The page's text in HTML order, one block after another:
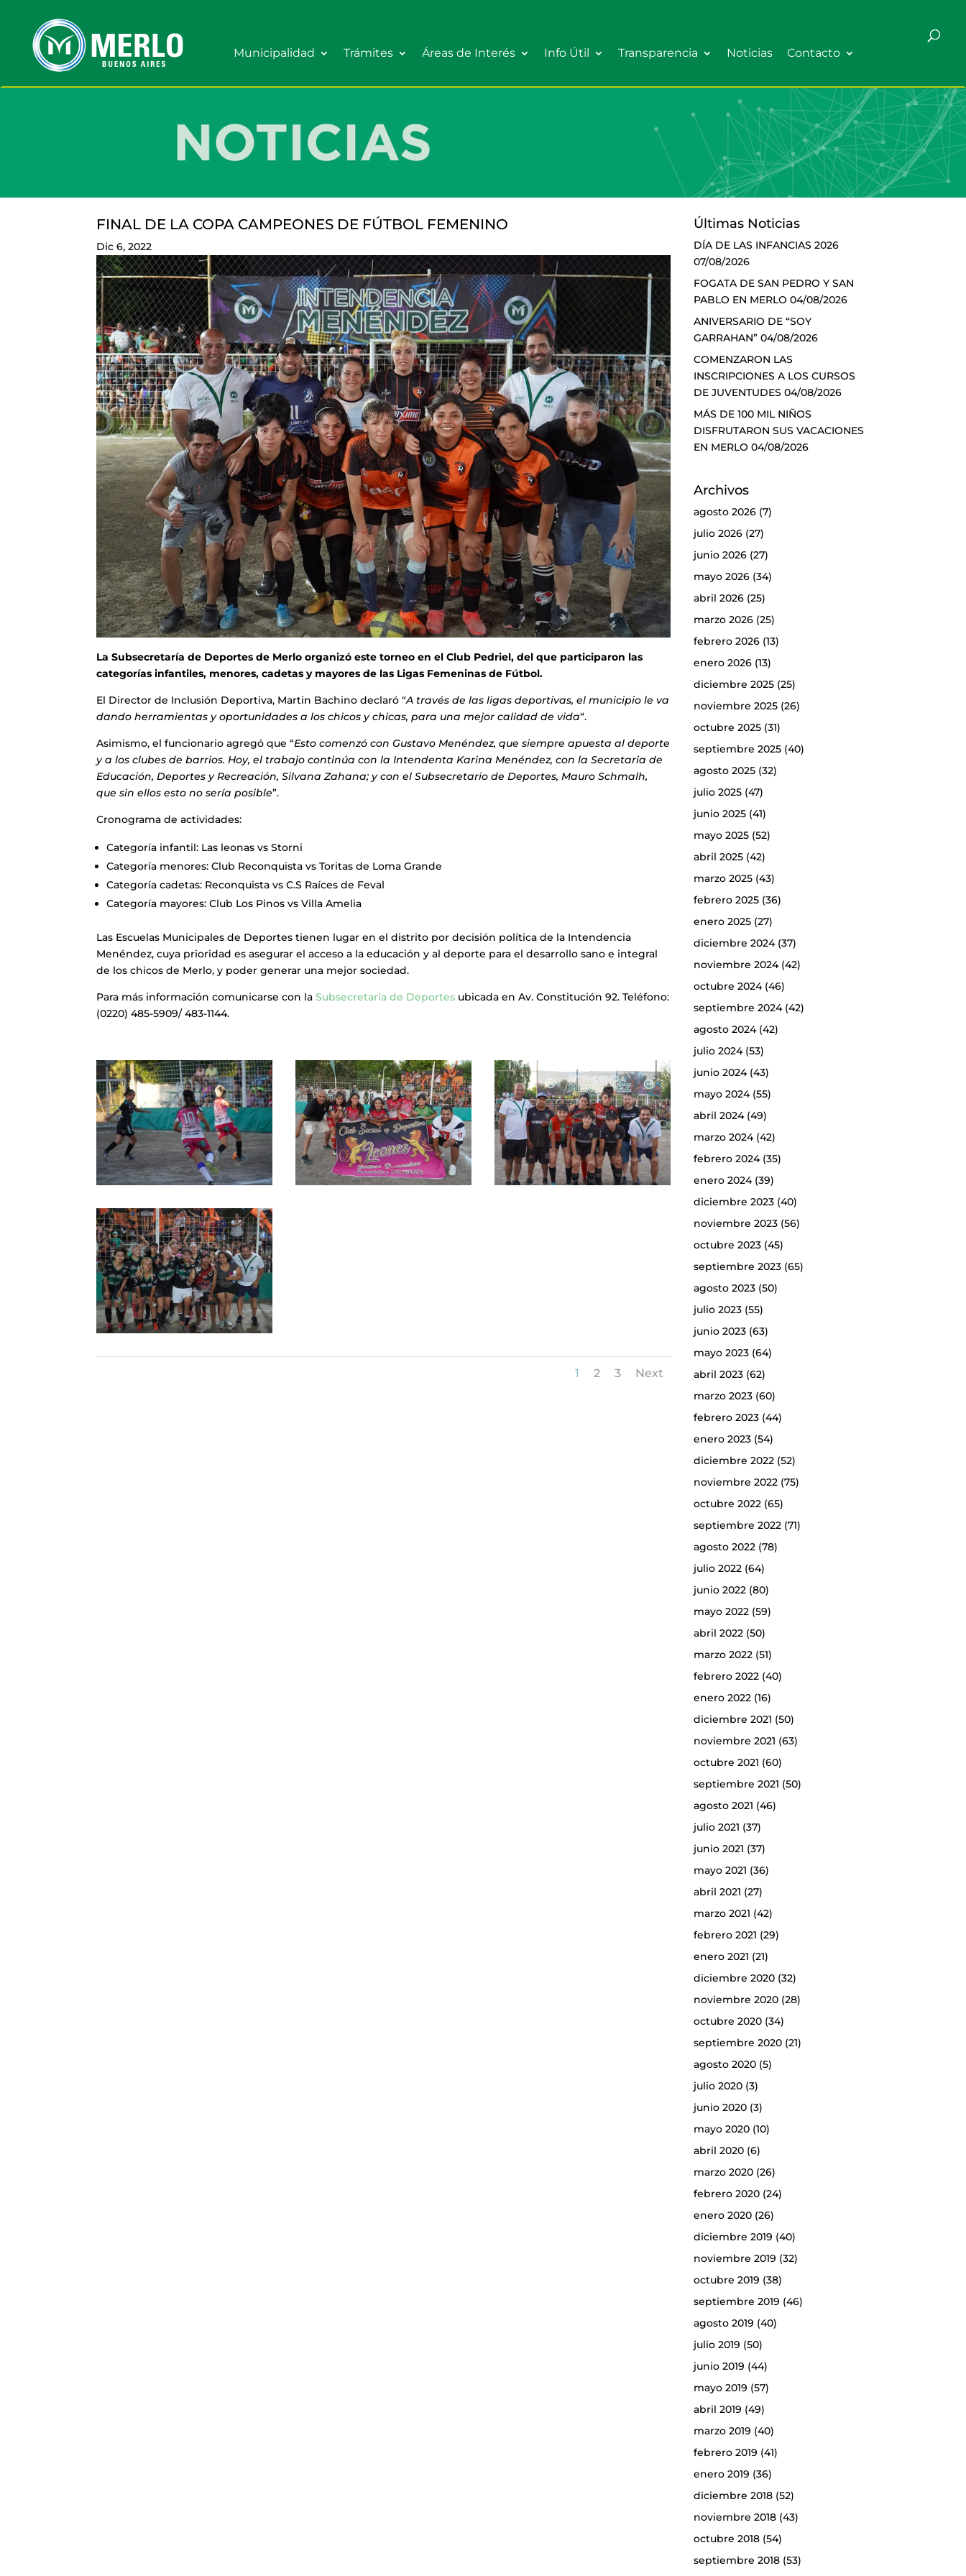
Municipalidad Trámites Áreas de Interés Info Útil Transparencia Noticias Contacto
FINAL DE LA COPA CAMPEONES DE FÚTBOL FEMENINO
Dic 6, 2022
La Subsecretaría de Deportes de Merlo organizó este torneo en el Club Pedriel, del que participaron las
categorías infantiles, menores, cadetas y mayores de las Ligas Femeninas de Fútbol.
El Director de Inclusión Deportiva, Martin Bachino declaró “A través de las ligas deportivas, el municipio le va
dando herramientas y oportunidades a los chicos y chicas, para una mejor calidad de vida“.
Asimismo, el funcionario agregó que “Esto comenzó con Gustavo Menéndez, que siempre apuesta al deporte
y a los clubes de barrios. Hoy, el trabajo continúa con la Intendenta Karina Menéndez, con la Secretaria de
Educación, Deportes y Recreación, Silvana Zahana; y con el Subsecretario de Deportes, Mauro Schmalh,
que sin ellos esto no sería posible”.
Cronograma de actividades:
Categoría infantil: Las leonas vs Storni
Categoría menores: Club Reconquista vs Toritas de Loma Grande
Categoría cadetas: Reconquista vs C.S Raíces de Feval
Categoría mayores: Club Los Pinos vs Villa Amelia
Las Escuelas Municipales de Deportes tienen lugar en el distrito por decisión política de la Intendencia
Menéndez, cuya prioridad es asegurar el acceso a la educación y al deporte para el desarrollo sano e integral
de los chicos de Merlo, y poder generar una mejor sociedad.
Para más información comunicarse con laSubsecretaría de Deportes ubicada en Av. Constitución 92. Teléfono:
(0220) 485-5909/ 483-1144.
1 2 3 Next
Últimas Noticias
DÍA DE LAS INFANCIAS 2026
07/08/2026
FOGATA DE SAN PEDRO Y SAN
PABLO EN MERLO 04/08/2026
ANIVERSARIO DE “SOY
GARRAHAN” 04/08/2026
COMENZARON LAS
INSCRIPCIONES A LOS CURSOS
DE JUVENTUDES 04/08/2026
MÁS DE 100 MIL NIÑOS
DISFRUTARON SUS VACACIONES
EN MERLO 04/08/2026
Archivos
agosto 2026(7)
julio 2026(27)
junio 2026(27)
mayo 2026(34)
abril 2026(25)
marzo 2026(25)
febrero 2026(13)
enero 2026(13)
diciembre 2025(25)
noviembre 2025(26)
octubre 2025(31)
septiembre 2025(40)
agosto 2025(32)
julio 2025(47)
junio 2025(41)
mayo 2025(52)
abril 2025(42)
marzo 2025(43)
febrero 2025(36)
enero 2025(27)
diciembre 2024(37)
noviembre 2024(42)
octubre 2024(46)
septiembre 2024(42)
agosto 2024(42)
julio 2024(53)
junio 2024(43)
mayo 2024(55)
abril 2024(49)
marzo 2024(42)
febrero 2024(35)
enero 2024(39)
diciembre 2023(40)
noviembre 2023(56)
octubre 2023(45)
septiembre 2023(65)
agosto 2023(50)
julio 2023(55)
junio 2023(63)
mayo 2023(64)
abril 2023(62)
marzo 2023(60)
febrero 2023(44)
enero 2023(54)
diciembre 2022(52)
noviembre 2022(75)
octubre 2022(65)
septiembre 2022(71)
agosto 2022(78)
julio 2022(64)
junio 2022(80)
mayo 2022(59)
abril 2022(50)
marzo 2022(51)
febrero 2022(40)
enero 2022(16)
diciembre 2021 (50)
noviembre 2021 (63)
octubre 2021 (60)
septiembre 2021 (50)
agosto 2021 (46)
julio 2021 (37)
junio 2021 (37)
mayo 2021 (36)
abril 2021 (27)
marzo 2021 (42)
febrero 2021 (29)
enero 2021 (21)
diciembre 2020(32)
noviembre 2020(28)
octubre 2020(34)
septiembre 2020(21)
agosto 2020(5)
julio 2020(3)
junio 2020(3)
mayo 2020(10)
abril 2020(6)
marzo 2020(26)
febrero 2020(24)
enero 2020(26)
diciembre 2019 (40)
noviembre 2019 (32)
octubre 2019 (38)
septiembre 2019 (46)
agosto 2019 (40)
julio 2019 (50)
junio 2019 (44)
mayo 2019 (57)
abril 2019 (49)
marzo 2019 (40)
febrero 2019 (41)
enero 2019 (36)
diciembre 2018(52)
noviembre 2018(43)
octubre 2018(54)
septiembre 2018(53)